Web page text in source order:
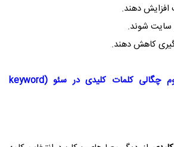
افزایش دهند.
سایت شوند.
کاهش دهند.
با مفهوم چگالی کلمات کلیدی در سئو (keyword